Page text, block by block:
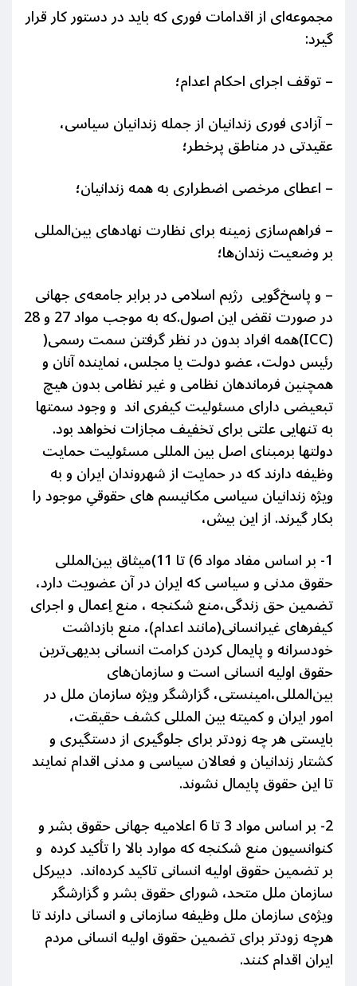
مجموعه‌ای از اقدامات فوری که باید در دستور کار قرار
گیرد:
– توقف اجرای احکام اعدام؛
– آزادی فوری زندانیان از جمله زندانیان سیاسی،
عقیدتی در مناطق پرخطر؛
– اعطای مرخصی اضطراری به همه زندانیان؛
– فراهم‌سازی زمینه برای نظارت نهادهای بین‌المللی
بر وضعیت زندان‌ها؛
– و پاسخ‌گویی رژیم اسلامی در برابر جامعه‌ی جهانی
در صورت نقض این اصول.که به موجب مواد 27 و 28
(ICC)همه افراد بدون در نظر گرفتن سمت رسمی(
رئیس دولت، عضو دولت یا مجلس، نماینده آنان و
همچنین فرماندهان نظامی و غیر نظامی بدون هیچ
تبعیضی دارای مسئولیت کیفری اند و وجود سمتها
به تنهایی علتی برای تخفیف مجازات نخواهد بود.
دولتها برمبنای اصل بین المللی مسئولیت حمایت
وظیفه دارند که در حمایت از شهروندان ایران و به
ویژه زندانیان سیاسی مکانیسم های حقوقیِ موجود را
بکار گیرند. از این بیش،
1- بر اساس مفاد مواد 6) تا 11)میثاق بین‌المللی
حقوق مدنی و سیاسی که ایران در آن عضویت دارد،
تضمین حق زندگی،منع شکنجه ، منع اِعمال و اجرای
کیفرهای غیرانسانی(مانند اعدام)، منع بازداشت
خودسرانه و پایمال کردن کرامت انسانی بدیهی‌ترین
حقوق اولیه انسانی است و سازمان‌های
بین‌المللی،امینستی، گزارشگر ویژه سازمان ملل در
امور ایران و کمیته بین المللی کشف حقیقت،
بایستی هر چه زودتر برای جلوگیری از دستگیری و
کشتار زندانیان و فعالان سیاسی و مدنی اقدام نمایند
تا این حقوق پایمال نشوند.
2- بر اساس مواد 3 تا 6 اعلامیه جهانی حقوق بشر و
کنوانسیون منع شکنجه که موارد بالا را تأکید کرده و
بر تضمین حقوق اولیه انسانی تاکید کرده‌اند. دبیرکل
سازمان ملل متحد، شورای حقوق بشر و گزارشگر
ویژه‌ی سازمان ملل وظیفه سازمانی و انسانی دارند تا
هرچه زودتر برای تضمین حقوق اولیه انسانی مردم
ایران اقدام کنند.